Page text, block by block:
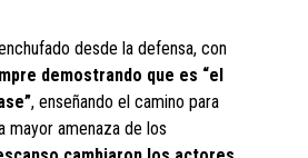
desde la defensa, con
demostrando que es “el
, enseñando el camino para
mayor amenaza de los